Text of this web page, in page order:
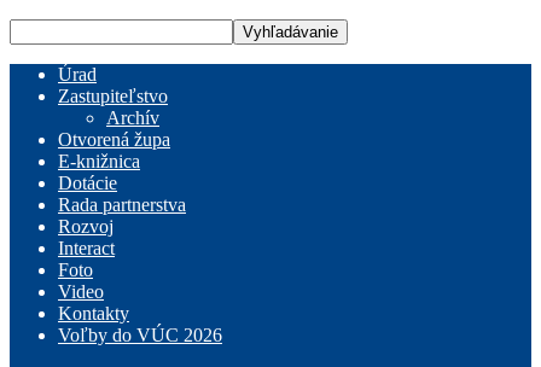
Úrad
Zastupiteľstvo
Archív
Otvorená župa
E-knižnica
Dotácie
Rada partnerstva
Rozvoj
Interact
Foto
Video
Kontakty
Voľby do VÚC 2026